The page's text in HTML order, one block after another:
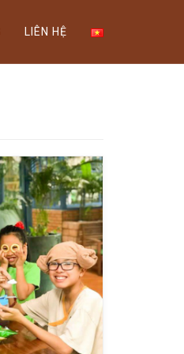
LIÊN HỆXem thể lệ!